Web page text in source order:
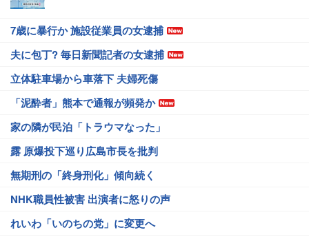
7歳に暴行か 施設従業員の女逮捕
夫に包丁? 毎日新聞記者の女逮捕
立体駐車場から車落下 夫婦死傷
「泥酔者」熊本で通報が頻発か
家の隣が民泊「トラウマなった」
露 原爆投下巡り広島市長を批判
無期刑の「終身刑化」傾向続く
NHK職員性被害 出演者に怒りの声
れいわ「いのちの党」に変更へ